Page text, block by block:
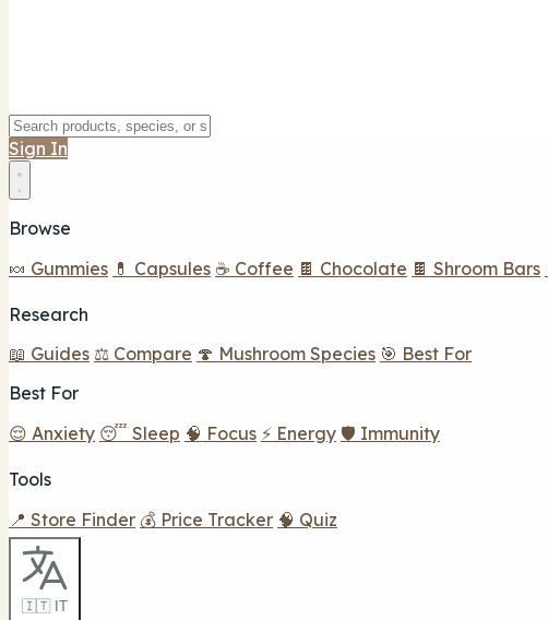
Sign In
Browse
🍬 Gummies 💊 Capsules ☕ Coffee 🍫 Chocolate 🍫 Shroom Bars
Research
📖 Guides ⚖️ Compare 🍄 Mushroom Species 🎯 Best For
Best For
😌 Anxiety 😴 Sleep 🧠 Focus ⚡ Energy 🛡️ Immunity
Tools
📍 Store Finder 💰 Price Tracker 🧠 Quiz
🇮🇹 IT